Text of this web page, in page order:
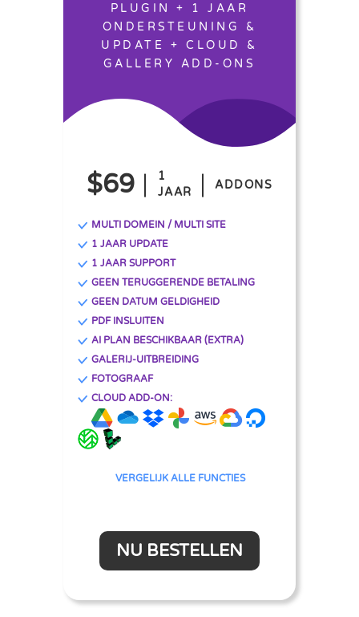
PLUGIN + 1 JAAR
ONDERSTEUNING &
UPDATE + CLOUD &
GALLERY ADD-ONS
$69
1
JAAR
ADDONS
MULTI DOMEIN / MULTI SITE
1 JAAR UPDATE
1 JAAR SUPPORT
GEEN TERUGGERENDE BETALING
GEEN DATUM GELDIGHEID
PDF INSLUITEN
AI PLAN BESCHIKBAAR (EXTRA)
GALERIJ-UITBREIDING
FOTOGRAAF
CLOUD ADD-ON:
VERGELIJK ALLE FUNCTIES
NU BESTELLEN